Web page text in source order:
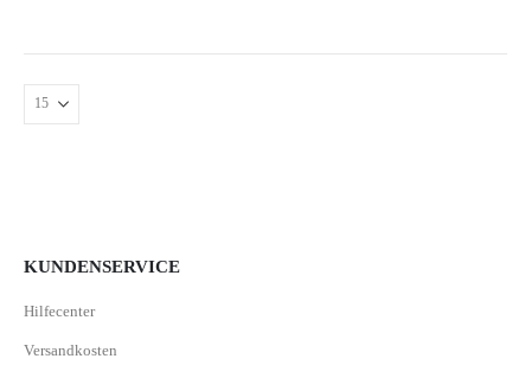
KUNDENSERVICE
Hilfecenter
Versandkosten